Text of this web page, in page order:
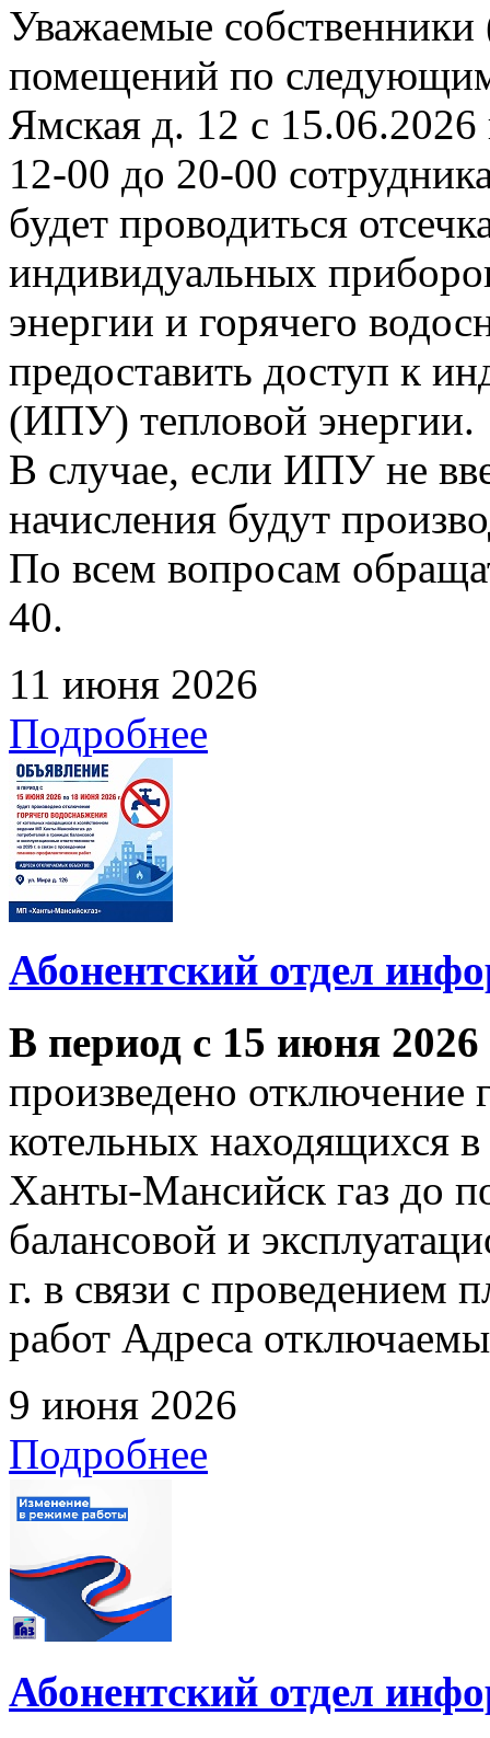
Уважаемые
помещений по
Ямская д. 12 с
12-00 до 20-00
будет проводиться
индивидуальных
энергии и горячего
предоставить доступ к
(ИПУ) тепловой энергии.
В случае, если ИПУ не
начисления будут
По всем вопросам
40.
11 июня 2026
Подробнее
Абонентский отдел
В период с 15 июня
произведено отключение
котельных находящихся
Ханты-Мансийск газ до
балансовой и
г. в связи с проведением
работ Адреса
9 июня 2026
Подробнее
Абонентский отдел